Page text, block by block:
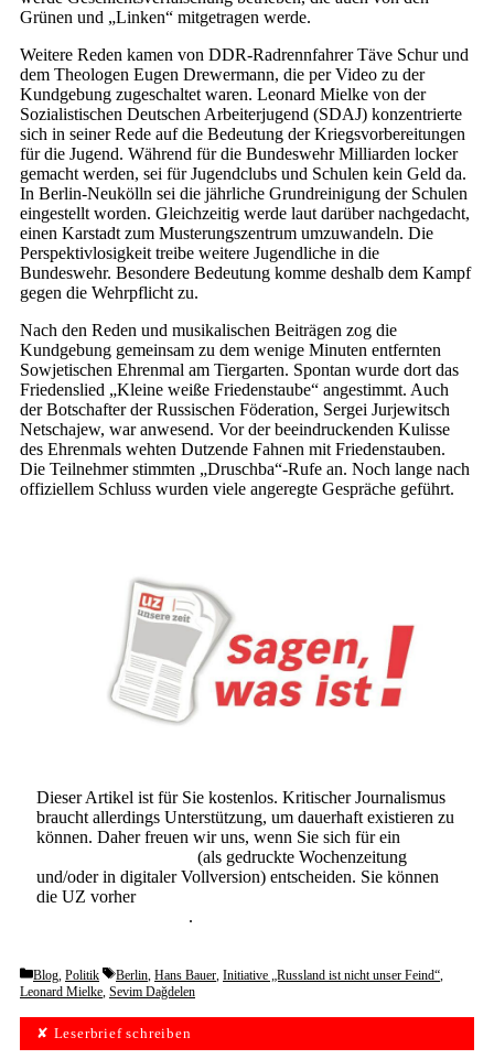
Grünen und „Linken“ mitgetragen werde.
Weitere Reden kamen von DDR-Radrennfahrer Täve Schur und
dem Theologen Eugen Drewermann, die per Video zu der
Kundgebung zugeschaltet waren. Leonard Mielke von der
Sozialistischen Deutschen Arbeiterjugend (SDAJ) konzentrierte
sich in seiner Rede auf die Bedeutung der Kriegsvorbereitungen
für die Jugend. Während für die Bundeswehr Milliarden locker
gemacht werden, sei für Jugendclubs und Schulen kein Geld da.
In Berlin-Neukölln sei die jährliche Grundreinigung der Schulen
eingestellt worden. Gleichzeitig werde laut darüber nachgedacht,
einen Karstadt zum Musterungszentrum umzuwandeln. Die
Perspektivlosigkeit treibe weitere Jugendliche in die
Bundeswehr. Besondere Bedeutung komme deshalb dem Kampf
gegen die Wehrpflicht zu.
Nach den Reden und musikalischen Beiträgen zog die
Kundgebung gemeinsam zu dem wenige Minuten entfernten
Sowjetischen Ehrenmal am Tiergarten. Spontan wurde dort das
Friedenslied „Kleine weiße Friedenstaube“ angestimmt. Auch
der Botschafter der Russischen Föderation, Sergei Jurjewitsch
Netschajew, war anwesend. Vor der beeindruckenden Kulisse
des Ehrenmals wehten Dutzende Fahnen mit Friedenstauben.
Die Teilnehmer stimmten „Druschba“-Rufe an. Noch lange nach
offiziellem Schluss wurden viele angeregte Gespräche geführt.
Dieser Artikel ist für Sie kostenlos. Kritischer Journalismus
braucht allerdings Unterstützung, um dauerhaft existieren zu
können. Daher freuen wir uns, wenn Sie sich für ein
(als gedruckte Wochenzeitung
und/oder in digitaler Vollversion) entscheiden. Sie können
die UZ vorher
.
Categories
Blog, Politik Tags
Berlin, Hans Bauer, Initiative „Russland ist nicht unser Feind“,
Leonard Mielke, Sevim Dağdelen
✘ Leserbrief schreiben